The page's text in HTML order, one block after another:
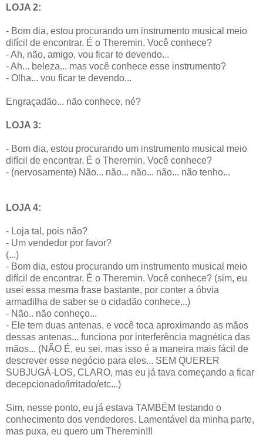
LOJA 2:
- Bom dia, estou procurando um instrumento musical meio
difícil de encontrar. É o Theremin. Você conhece?
- Ah, não, amigo, vou ficar te devendo...
- Ah... beleza... mas você conhece esse instrumento?
- Olha... vou ficar te devendo...
Engraçadão... não conhece, né?
LOJA 3:
- Bom dia, estou procurando um instrumento musical meio
difícil de encontrar. É o Theremin. Você conhece?
- (nervosamente) Não... não... não... não... não tenho...
LOJA 4:
- Loja tal, pois não?
- Um vendedor por favor?
(...)
- Bom dia, estou procurando um instrumento musical meio
difícil de encontrar. É o Theremin. Você conhece? (sim, eu
usei essa mesma frase bastante, por conter a óbvia
armadilha de saber se o cidadão conhece...)
- Não.. não conheço...
- Ele tem duas antenas, e você toca aproximando as mãos
dessas antenas... funciona por interferência magnética das
mãos... (NÃO É, eu sei, mas isso é a maneira mais fácil de
descrever esse negócio para eles... SEM QUERER
SUBJUGÁ-LOS, CLARO, mas eu já tava começando a ficar
decepcionado/irritado/etc...)
Sim, nesse ponto, eu já estava TAMBÉM testando o
conhecimento dos vendedores. Lamentável da minha parte,
mas puxa, eu quero um Theremin!!!